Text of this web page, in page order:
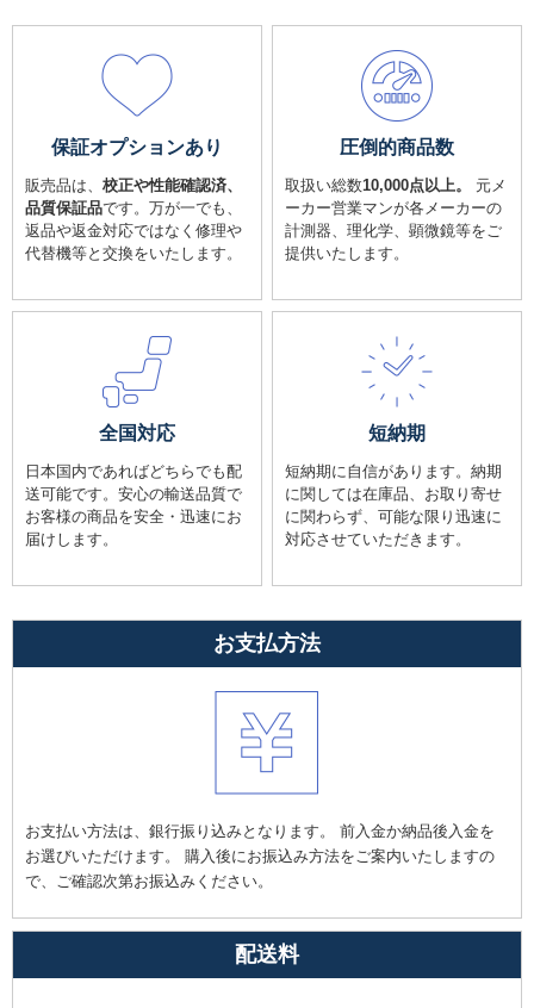
保証オプションあり
販売品は、 校正や性能確認済、
品質保証品です。万が一でも、
返品や返金対応ではなく修理や
代替機等と交換をいたします。
圧倒的商品数
取扱い総数10,000点以上。
元メ
ーカー営業マンが各メーカーの
計測器、理化学、顕微鏡等をご
提供いたします。
全国対応
日本国内であればどちらでも配
送可能です。安心の輸送品質で
お客様の商品を安全・迅速にお
届けします。
短納期
短納期に自信があります。納期
に関しては在庫品、お取り寄せ
に関わらず、可能な限り迅速に
対応させていただきます。
お支払方法
お支払い方法は、銀行振り込みとなります。 前入金か納品後入金を
お選びいただけます。 購入後にお振込み方法をご案内いたしますの
で、ご確認次第お振込みください。
配送料